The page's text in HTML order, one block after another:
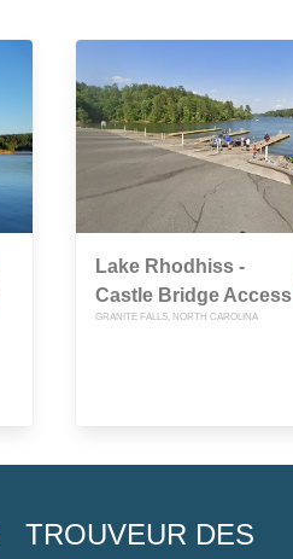
Lake Rhodhiss -
Castle Bridge Access
GRANITE FALLS, NORTH CAROLINA
TROUVEUR DES